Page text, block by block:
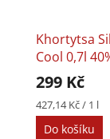
Khortytsa
Cool 0,7l
299 Kč
Měrná
cena:
427,14 Kč / 1 l
Do košíku